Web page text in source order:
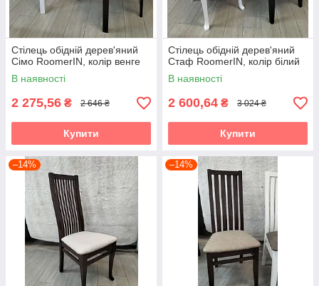
Стілець обідній дерев'яний
Сімо RoomerIN, колір венге
В наявності
2 275,56 ₴ 2 646 ₴
Купити
Стілець обідній дерев'яний
Стаф RoomerIN, колір білий
В наявності
2 600,64 ₴ 3 024 ₴
Купити
–14% –14%